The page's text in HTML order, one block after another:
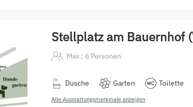
Stellplatz am Bauernhof
Max.: 6 Personen
Dusche Garten Toilette
Alle Ausstattungsmerkmale anzeigen